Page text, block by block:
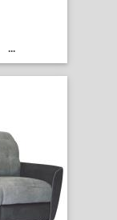
...